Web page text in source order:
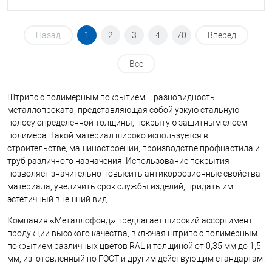
Назад 1 2 3 4 70 Вперед
Все
Штрипс с полимерным покрытием – разновидность
металлопроката, представляющая собой узкую стальную
полосу определенной толщины, покрытую защитным слоем
полимера. Такой материал широко используется в
строительстве, машиностроении, производстве профнастила и
труб различного назначения. Использование покрытия
позволяет значительно повысить антикоррозионные свойства
материала, увеличить срок службы изделий, придать им
эстетичный внешний вид.
Компания «Металлофонд» предлагает широкий ассортимент
продукции высокого качества, включая штрипс с полимерным
покрытием различных цветов RAL и толщиной от 0,35 мм до 1,5
мм, изготовленный по ГОСТ и другим действующим стандартам.